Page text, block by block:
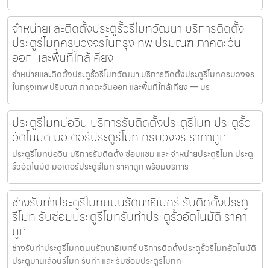
จำหน่ายและติดตั้งประตูรั้วรีโมทวัฒนา บริการติดตั้ง
ประตูรีโมทครบวงจรในกรุงเทพ ปริมณฑ ภาคตะวัน
ออก และพื้นที่ใกล้เคียง
จำหน่ายและติดตั้งประตูรั้วรีโมทวัฒนา บริการติดตั้งประตูรีโมทครบวงจร
ในกรุงเทพ ปริมณฑ ภาคตะวันออก และพื้นที่ใกล้เคียง — บร
ประตูรีโมทบ่อวิน บริการรับติดตั้งประตูรีโมท ประตูรั้ว
อัตโนมัติ มอเตอร์ประตูรีโมท ครบวงจร ราคาถูก
ประตูรีโมทบ่อวิน บริการรับติดตั้ง ซ่อมแซม และ จำหน่ายประตูรีโมท ประตู
รั้วอัตโนมัติ มอเตอร์ประตูรีโมท ราคาถูก พร้อมบริการ
ช่างรับทำประตูรีโมทถนนรัตนาธิเบศร์ รับติดตั้งประตู
รีโมท รับซ่อมประตูรีโมทรับทำประตูรั้วอัตโนมัติ ราคา
ถูก
ช่างรับทำประตูรีโมทถนนรัตนาธิเบศร์ บริการติดตั้งประตูรั้วรีโมทอัตโนมัติ
ประตูบานเลื่อนรีโมท รับทำ และ รับซ่อมประตูรีโมทท